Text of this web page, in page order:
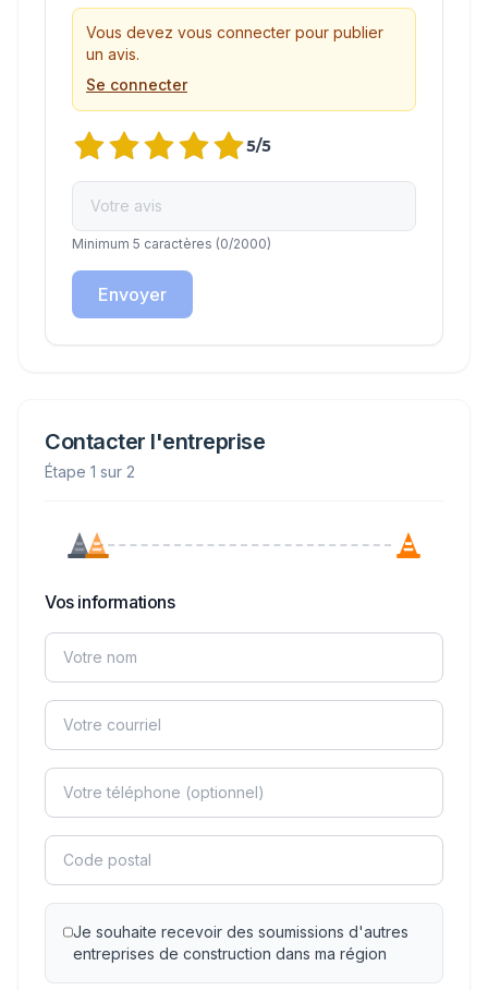
Vous devez vous connecter pour publier
un avis.
Se connecter
5/5
Minimum 5 caractères (0/2000)
Envoyer
Contacter l'entreprise
Étape 1 sur 2
Vos informations
Je souhaite recevoir des soumissions d'autres
entreprises de construction dans ma région